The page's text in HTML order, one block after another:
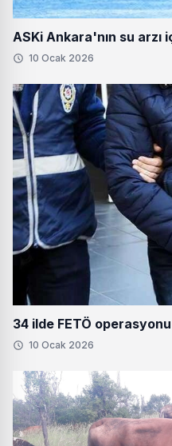
ASKi Ankara'nın su arzı
10 Ocak 2026
34 ilde FETÖ operasyonu
10 Ocak 2026